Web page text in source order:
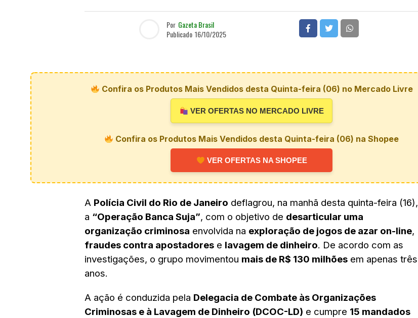
Por Gazeta Brasil
Publicado 16/10/2025
Confira os Produtos Mais Vendidos desta Quinta-feira (06) no Mercado Livre
VER OFERTAS NO MERCADO LIVRE
Confira os Produtos Mais Vendidos desta Quinta-feira (06) na Shopee
VER OFERTAS NA SHOPEE
A Polícia Civil do Rio de Janeiro deflagrou, na manhã desta quinta-feira (16),
a “Operação Banca Suja”, com o objetivo de desarticular uma
organização criminosa envolvida na exploração de jogos de azar on-line,
fraudes contra apostadores e lavagem de dinheiro. De acordo com as
investigações, o grupo movimentou mais de R$ 130 milhões em apenas três
anos.
A ação é conduzida pela Delegacia de Combate às Organizações
Criminosas e à Lavagem de Dinheiro (DCOC-LD) e cumpre 15 mandados